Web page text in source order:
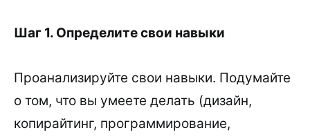
Шаг 1. Определите свои навыки
Проанализируйте свои навыки. Подумайте
о том, что вы умеете делать (дизайн,
копирайтинг, программирование,